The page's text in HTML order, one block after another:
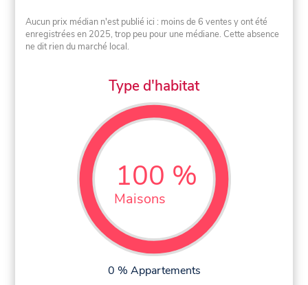
Aucun prix médian n'est publié ici : moins de 6 ventes y ont été
enregistrées en 2025, trop peu pour une médiane. Cette absence
ne dit rien du marché local.
Type d'habitat
100 %
Maisons
0 % Appartements